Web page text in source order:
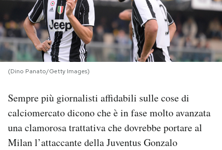
PODCAST
NEWSLETTER
I MIEI PREFERITI
SHOP
(Dino Panato/Getty Images)
Sempre più giornalisti affidabili sulle cose di
calciomercato dicono che è in fase molto avanzata
una clamorosa trattativa che dovrebbe portare al
Milan l’attaccante della Juventus Gonzalo